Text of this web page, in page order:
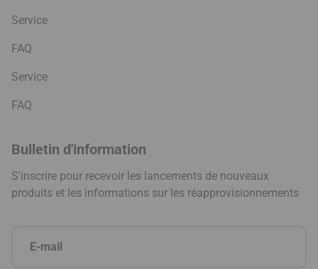
Service
FAQ
Service
FAQ
Bulletin d'information
S'inscrire pour recevoir les lancements de nouveaux
produits et les informations sur les réapprovisionnements